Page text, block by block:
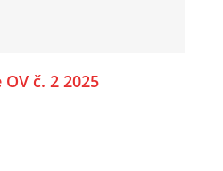
č. 2 2025